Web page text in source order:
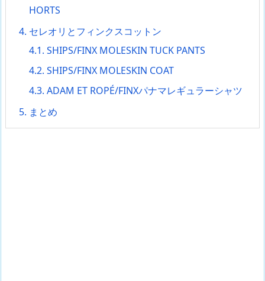
HORTS
4. セレオリとフィンクスコットン
4.1. SHIPS/FINX MOLESKIN TUCK PANTS
4.2. SHIPS/FINX MOLESKIN COAT
4.3. ADAM ET ROPÉ/FINXパナマレギュラーシャツ
5. まとめ